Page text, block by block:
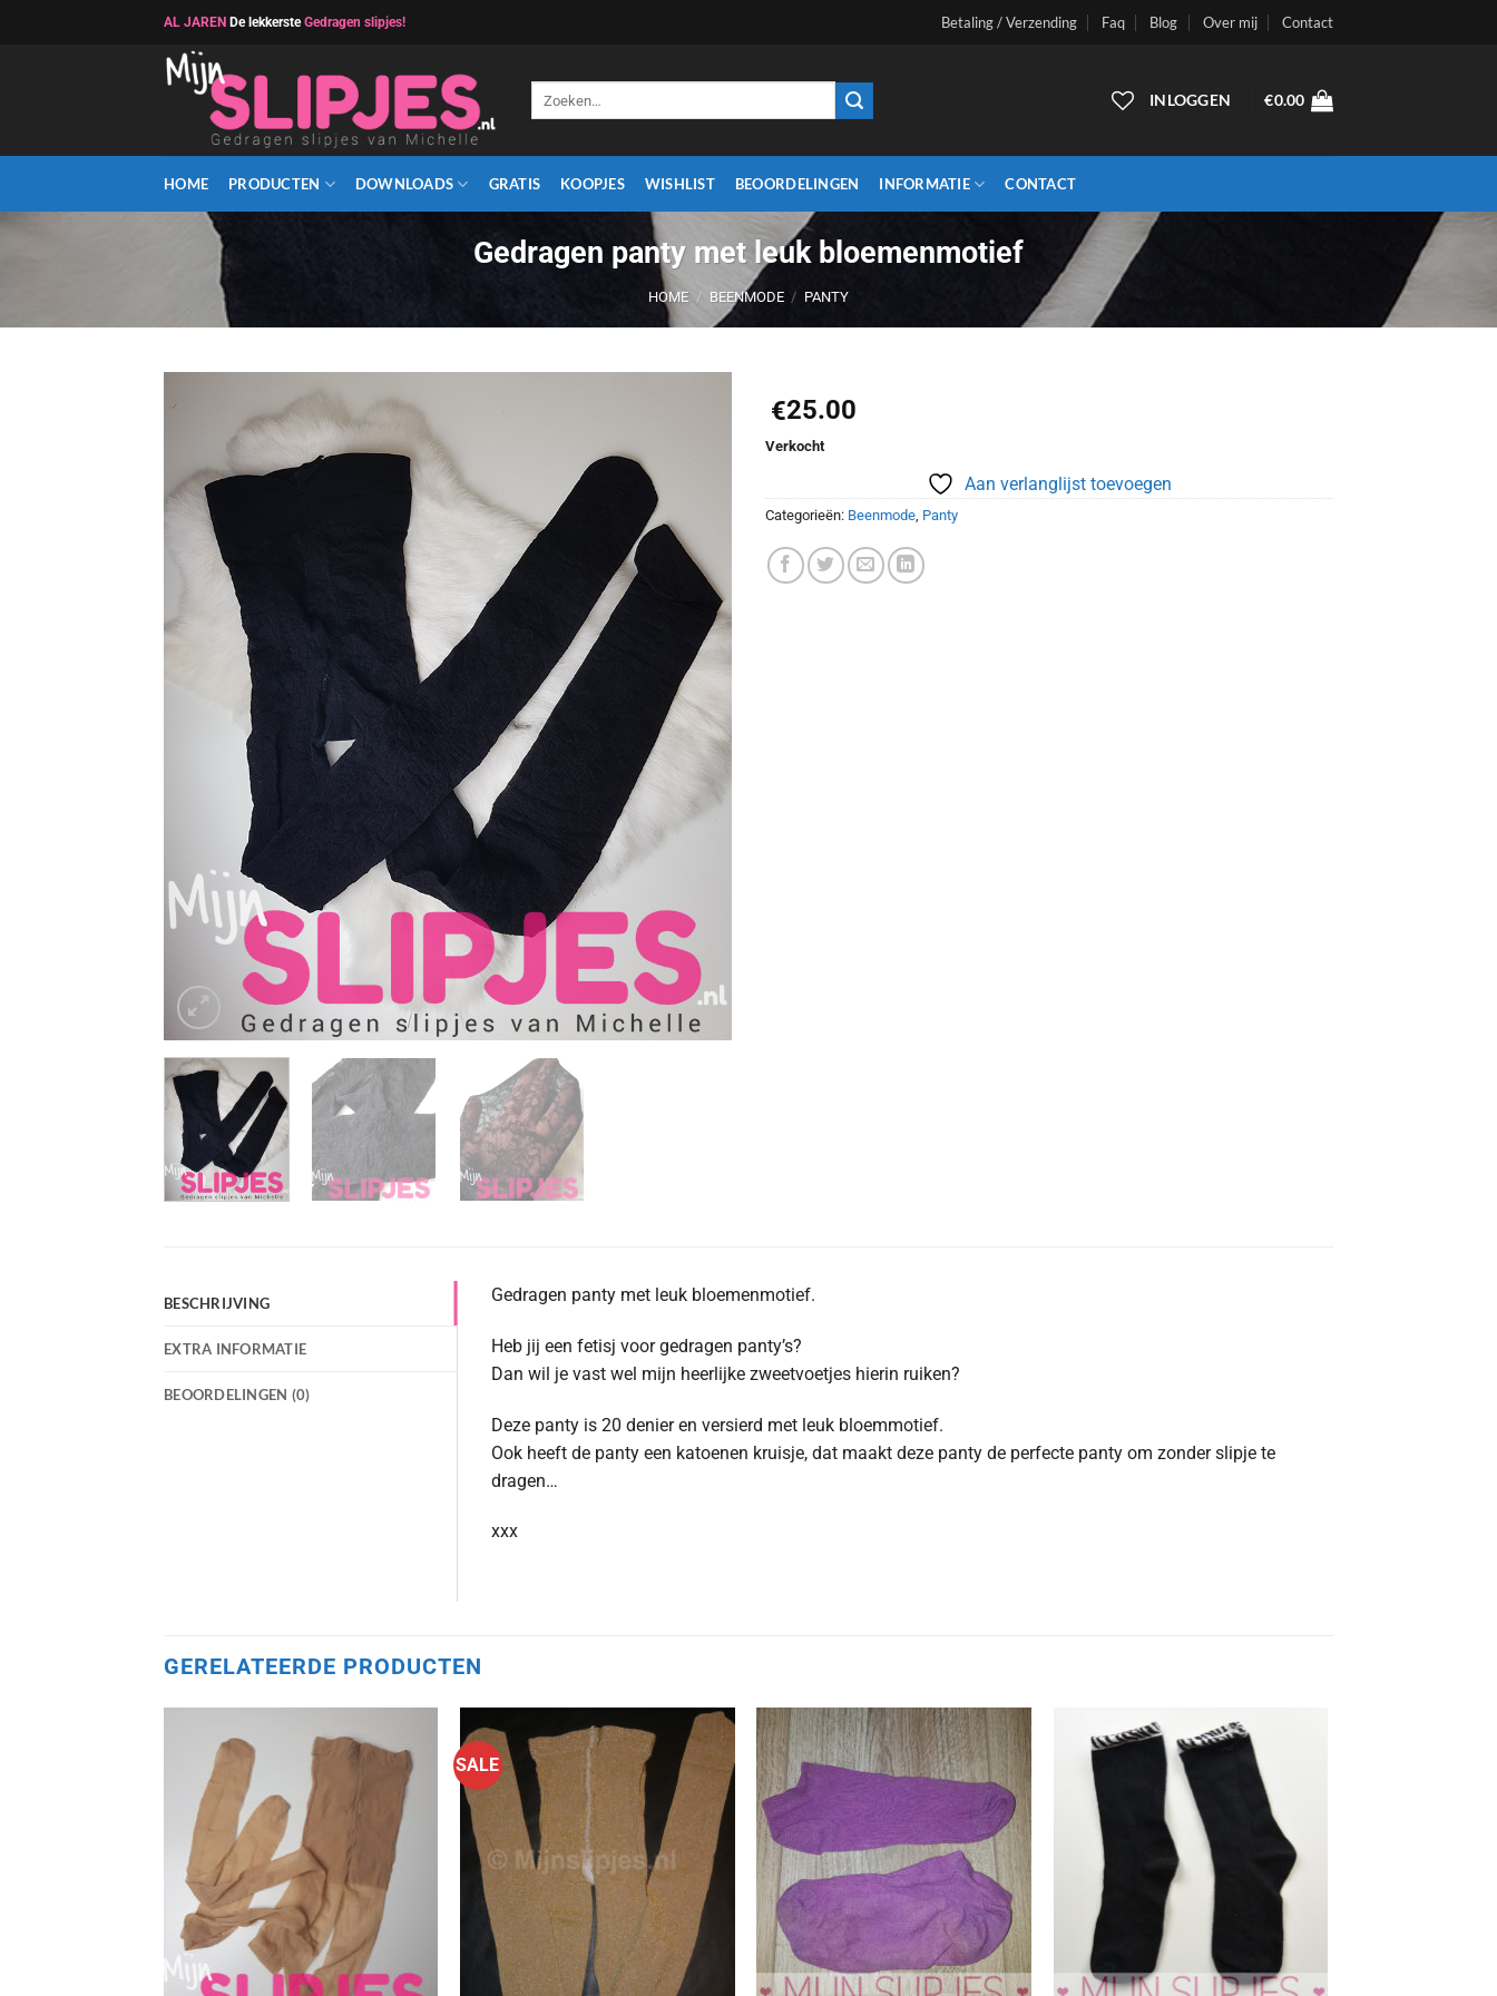
AL JAREN De lekkersteGedragen slipjes! Betaling / Verzending Faq Blog Over mij Contact
INLOGGEN €0.00
HOME PRODUCTEN DOWNLOADS GRATIS KOOPJES WISHLIST BEOORDELINGEN INFORMATIE CONTACT
Gedragen panty met leuk bloemenmotief
HOME / BEENMODE / PANTY
verlanglijst
toevoegen
€25.00
Verkocht
Aan verlanglijst toevoegen
Categorieën: Beenmode, Panty
BESCHRIJVING
EXTRA INFORMATIE
BEOORDELINGEN (0)
Gedragen panty met leuk bloemenmotief.
Heb jij een fetisj voor gedragen panty’s?
Dan wil je vast wel mijn heerlijke zweetvoetjes hierin ruiken?
Deze panty is 20 denier en versierd met leuk bloemmotief.
Ook heeft de panty een katoenen kruisje, dat maakt deze panty de perfecte panty om zonder slipje te
dragen…
xxx
GERELATEERDE PRODUCTEN
verlanglijst
toevoegen
SALE
Aan
verlanglijst
toevoegen
Aan
verlanglijst
toevoegen
verlanglijst
toevoegen